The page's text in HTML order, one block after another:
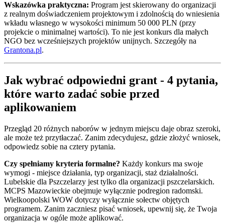
Wskazówka praktyczna: Program jest skierowany do organizacji
z realnym doświadczeniem projektowym i zdolnością do wniesienia
wkładu własnego w wysokości minimum 50 000 PLN (przy
projekcie o minimalnej wartości). To nie jest konkurs dla małych
NGO bez wcześniejszych projektów unijnych. Szczegóły na
Grantona.pl.
Jak wybrać odpowiedni grant - 4 pytania,
które warto zadać sobie przed
aplikowaniem
Przegląd 20 różnych naborów w jednym miejscu daje obraz szeroki,
ale może też przytłaczać. Zanim zdecydujesz, gdzie złożyć wniosek,
odpowiedz sobie na cztery pytania.
Czy spełniamy kryteria formalne? Każdy konkurs ma swoje
wymogi - miejsce działania, typ organizacji, staż działalności.
Lubelskie dla Pszczelarzy jest tylko dla organizacji pszczelarskich.
MCPS Mazowieckie obejmuje wyłącznie podregion radomski.
Wielkoopolski WOW dotyczy wyłącznie sołectw objętych
programem. Zanim zaczniesz pisać wniosek, upewnij się, że Twoja
organizacja w ogóle może aplikować.